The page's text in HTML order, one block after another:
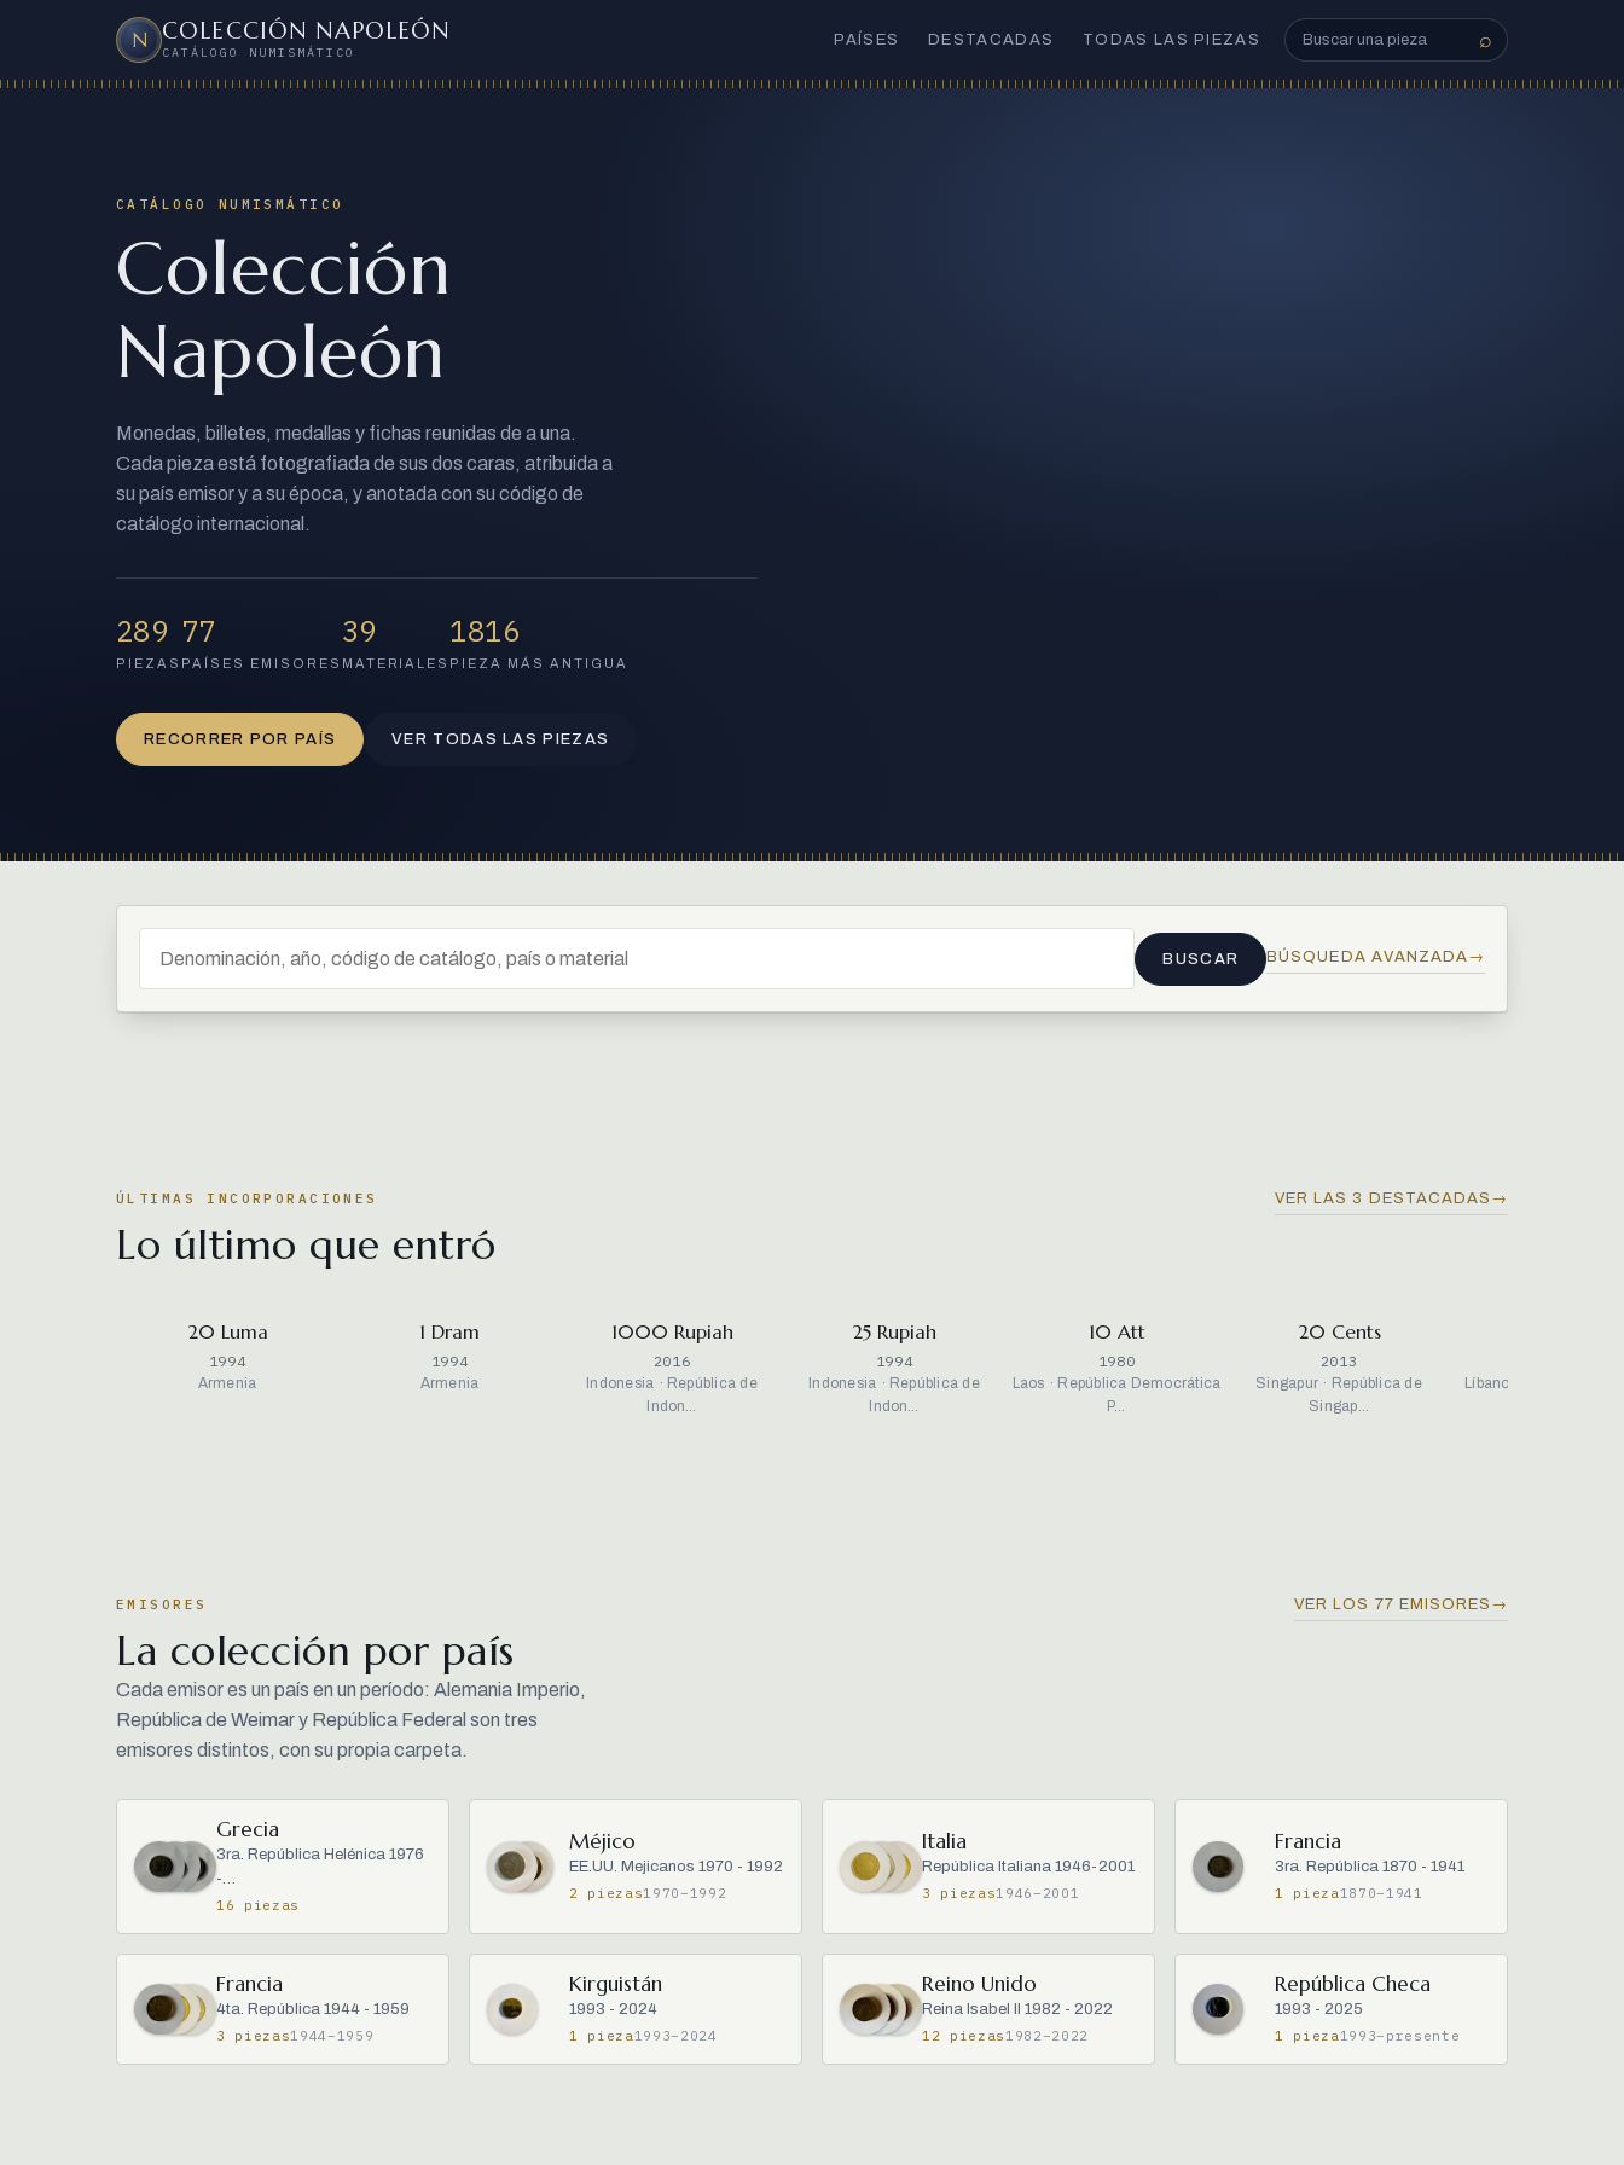
N COLECCIÓN NAPOLEÓN
CATÁLOGO NUMISMÁTICO
PAÍSES DESTACADAS TODAS LAS PIEZAS
Buscar en el catálogo
⌕
Buscar
CATÁLOGO NUMISMÁTICO
Colección
Napoleón
Monedas, billetes, medallas y fichas reunidas de a una.
Cada pieza está fotografiada de sus dos caras, atribuida a
su país emisor y a su época, y anotada con su código de
catálogo internacional.
PIEZAS
289
PAÍSES EMISORES
77
MATERIALES
39
PIEZA MÁS ANTIGUA
1816
RECORRER POR PAÍS VER TODAS LAS PIEZAS
Buscar en el catálogo
BUSCAR BÚSQUEDA AVANZADA→
ÚLTIMAS INCORPORACIONES
Lo último que entró
VER LAS 3 DESTACADAS →
20 Luma
1994
Armenia
1 Dram
1994
Armenia
1000 Rupiah
2016
Indonesia · República de
Indon…
25 Rupiah
1994
Indonesia · República de
Indon…
10 Att
1980
Laos · República Democrática
P…
20 Cents
2013
Singapur · República de
Singap…
Líbano · República
EMISORES
La colección por país
Cada emisor es un país en un período: Alemania Imperio,
República de Weimar y República Federal son tres
emisores distintos, con su propia carpeta.
VER LOS 77 EMISORES →
Grecia
3ra. República Helénica 1976
-…
16 piezas
Méjico
EE.UU. Mejicanos 1970 - 1992
2 piezas1970–1992
Italia
República Italiana 1946-2001
3 piezas1946–2001
Francia
3ra. República 1870 - 1941
1 pieza1870–1941
Francia
4ta. República 1944 - 1959
3 piezas1944–1959
Kirguistán
1993 - 2024
1 pieza1993–2024
Reino Unido
Reina Isabel II 1982 - 2022
12 piezas 1982–2022
República Checa
1993 - 2025
1 pieza1993–presente